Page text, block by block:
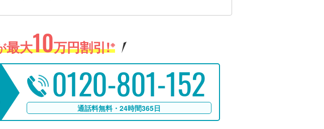
最大10万円割引!※
0120-801-152
通話料無料・24時間365日